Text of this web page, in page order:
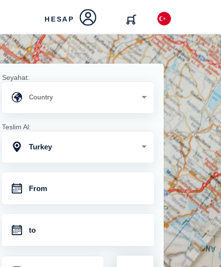
HESAP
Seyahat:
Teslim Al:
Turkey